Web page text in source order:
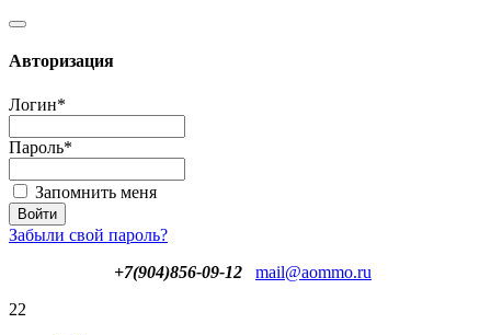
Авторизация
Логин*
Пароль*
Запомнить меня
Забыли свой пароль?
+7(904)856-09-12
mail@aommo.ru
22